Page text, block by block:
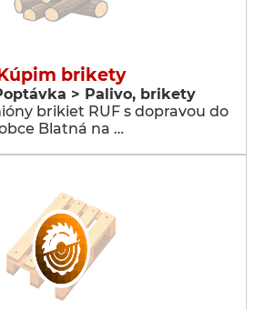
brikety
> Palivo, brikety
brikiet RUF s dopravou do
Blatná na …